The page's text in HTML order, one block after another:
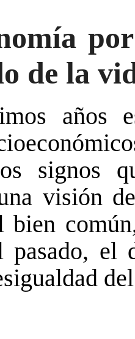
de la
años
signos
visión
bien
pasado, el